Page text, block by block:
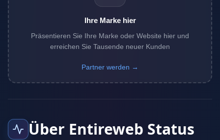
Ihre Marke hier
Präsentieren Sie Ihre Marke oder Website hier und
erreichen Sie Tausende neuer Kunden
Partner werden →
Über Entireweb Status